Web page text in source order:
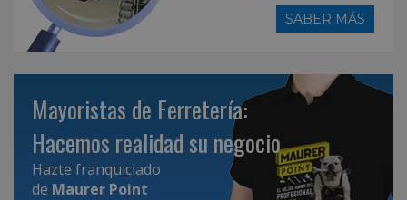
SABER MÁS
Mayoristas de Ferretería:
Hacemos realidad su negocio
Hazte franquiciado
de Maurer Point